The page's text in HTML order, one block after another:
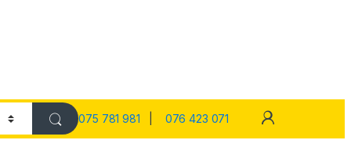
075 781 981 076 423 071